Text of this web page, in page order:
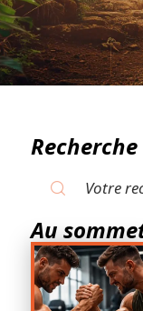
Recherche
Au